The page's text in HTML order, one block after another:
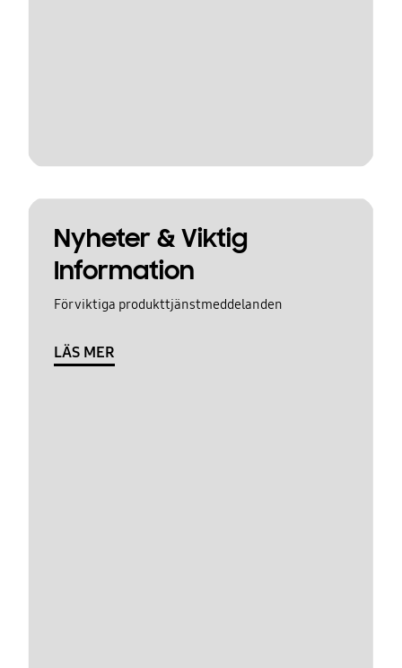
Nyheter & Viktig
Information
För viktiga produkttjänstmeddelanden
LÄS MER